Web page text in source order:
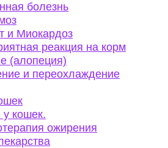
болезнь
и Миокардоз
реакция на корм
(алопеция)
и переохлаждение
кошек.
ожирения